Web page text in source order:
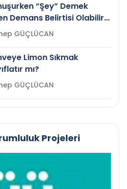
“Şey” Demek
Demans Belirtisi Olabilir
Zeynep GÜÇLÜCAN
Limon Sıkmak
mı?
Zeynep GÜÇLÜCAN
Projeleri